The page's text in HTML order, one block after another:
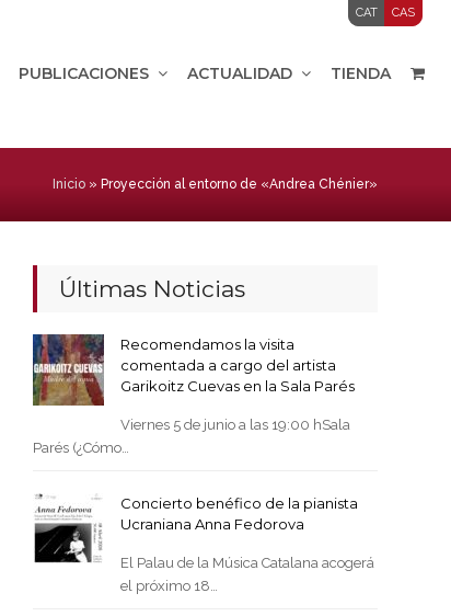
CAT CAS
PUBLICACIONES ACTUALIDAD TIENDA
Inicio» Proyección al entorno de «Andrea Chénier»
Últimas Noticias
Recomendamos la visita
comentada a cargo del artista
Garikoitz Cuevas en la Sala Parés
Viernes 5 de junio a las 19:00 hSala
Parés (¿Cómo…
Concierto benéfico de la pianista
Ucraniana Anna Fedorova
El Palau de la Música Catalana acogerá
el próximo 18…